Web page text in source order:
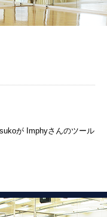
が Imphyさんのツール